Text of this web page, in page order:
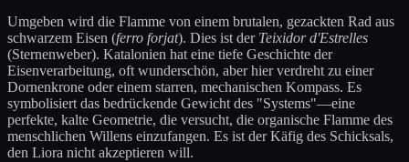
Umgeben wird die Flamme von einem brutalen, gezackten Rad aus
schwarzem Eisen (ferro forjat). Dies ist der Teixidor d'Estrelles
(Sternenweber). Katalonien hat eine tiefe Geschichte der
Eisenverarbeitung, oft wunderschön, aber hier verdreht zu einer
Dornenkrone oder einem starren, mechanischen Kompass. Es
symbolisiert das bedrückende Gewicht des "Systems"—eine
perfekte, kalte Geometrie, die versucht, die organische Flamme des
menschlichen Willens einzufangen. Es ist der Käfig des Schicksals,
den Liora nicht akzeptieren will.